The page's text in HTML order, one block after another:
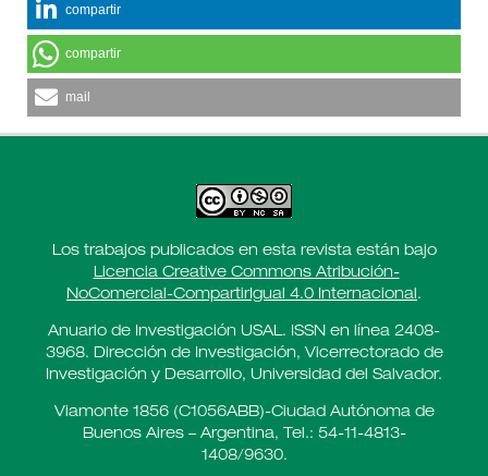
compartir
compartir
mail
Los trabajos publicados en esta revista están bajo
Licencia Creative Commons Atribución-
NoComercial-CompartirIgual 4.0 Internacional .
Anuario de Investigación USAL. ISSN en línea 2408-
3968. Dirección de Investigación, Vicerrectorado de
Investigación y Desarrollo, Universidad del Salvador.
Viamonte 1856 (C1056ABB)-Ciudad Autónoma de
Buenos Aires – Argentina, Tel.: 54-11-4813-
1408/9630.